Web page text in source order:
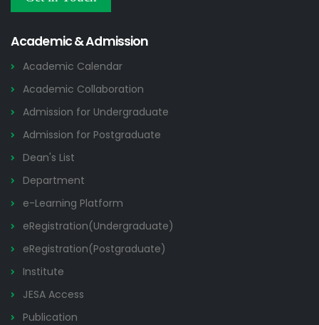
2026
Academic & Admission
Academic Calendar
Academic Collaboration
Admission for Undergraduate
Admission for Postgraduate
Dean's List
Department
e-Learning Platform
eRegistration(Undergraduate)
eRegistration(Postgraduate)
Institute
JESA Access
Publication